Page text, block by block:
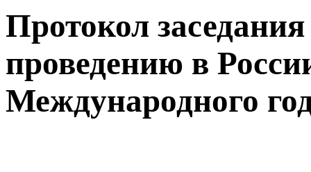
Протокол
проведению в
Международного